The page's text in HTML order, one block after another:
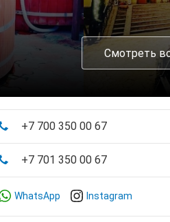
Смотреть
+7 700 350 00 67
+7 701 350 00 67
WhatsApp Instagram